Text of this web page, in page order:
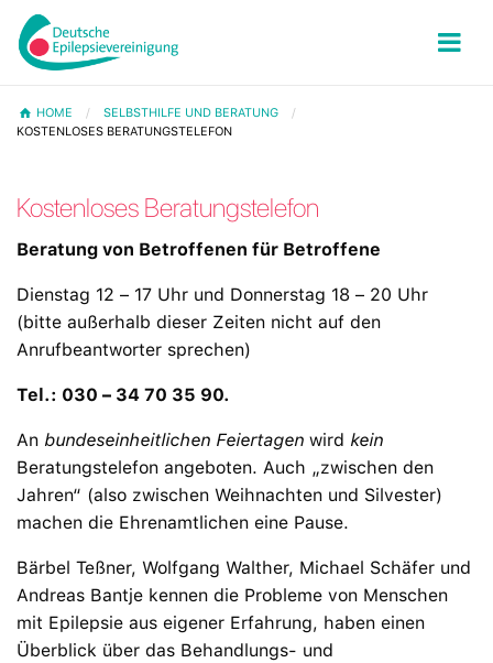
HOME
SELBSTHILFE UND BERATUNG
KOSTENLOSES BERATUNGSTELEFON
Kostenloses Beratungstelefon
Beratung von Betroffenen für Betroffene
Dienstag 12 – 17 Uhr und Donnerstag 18 – 20 Uhr
(bitte außerhalb dieser Zeiten nicht auf den
Anrufbeantworter sprechen)
Tel.: 030 – 34 70 35 90.
An bundeseinheitlichen Feiertagen wird kein
Beratungstelefon angeboten. Auch „zwischen den
Jahren“ (also zwischen Weihnachten und Silvester)
machen die Ehrenamtlichen eine Pause.
Bärbel Teßner, Wolfgang Walther, Michael Schäfer und
Andreas Bantje kennen die Probleme von Menschen
mit Epilepsie aus eigener Erfahrung, haben einen
Überblick über das Behandlungs- und